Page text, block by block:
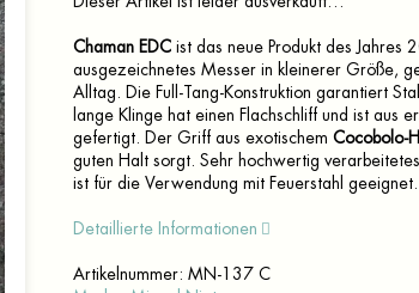
Chaman EDC ist das neue Produkt des Jahres
ausgezeichnetes Messer in kleinerer Größe,
Alltag. Die Full-Tang-Konstruktion garantiert
lange Klinge hat einen Flachschliff und ist aus
gefertigt. Der Griff aus exotischem Cocobolo-
guten Halt sorgt. Sehr hochwertig
ist für die Verwendung mit Feuerstahl geeignet.
Detaillierte Informationen
Artikelnummer: MN-137 C